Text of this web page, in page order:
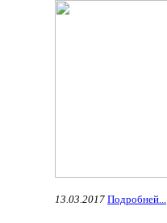
13.03.2017 Подробней...